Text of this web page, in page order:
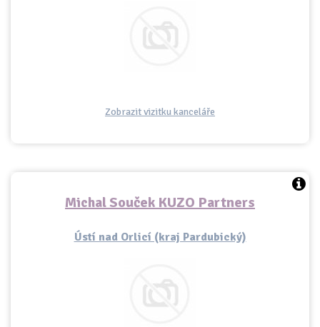
Zobrazit vizitku kanceláře
Michal Souček KUZO Partners
Ústí nad Orlicí (kraj Pardubický)